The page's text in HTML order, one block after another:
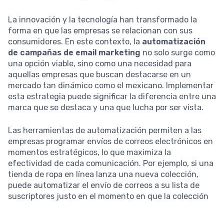
La innovación y la tecnología han transformado la
forma en que las empresas se relacionan con sus
consumidores. En este contexto, la automatización
de campañas de email marketing no solo surge como
una opción viable, sino como una necesidad para
aquellas empresas que buscan destacarse en un
mercado tan dinámico como el mexicano. Implementar
esta estrategia puede significar la diferencia entre una
marca que se destaca y una que lucha por ser vista.
Las herramientas de automatización permiten a las
empresas programar envíos de correos electrónicos en
momentos estratégicos, lo que maximiza la
efectividad de cada comunicación. Por ejemplo, si una
tienda de ropa en línea lanza una nueva colección,
puede automatizar el envío de correos a su lista de
suscriptores justo en el momento en que la colección